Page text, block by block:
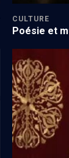
CULTURE
Poésie et
Les